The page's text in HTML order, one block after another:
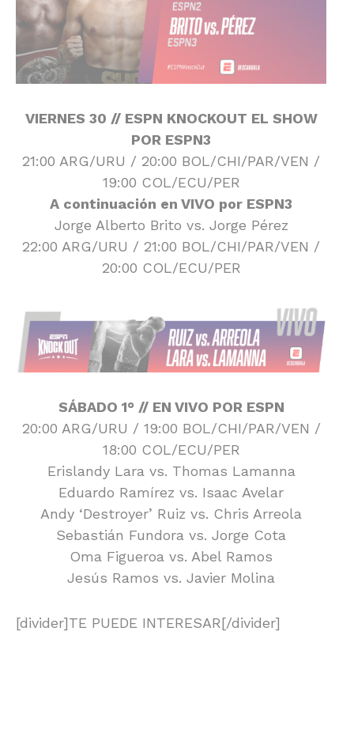
VIERNES 30 // ESPN KNOCKOUT EL SHOW
POR ESPN3
21:00 ARG/URU / 20:00 BOL/CHI/PAR/VEN /
19:00 COL/ECU/PER
A continuación en VIVO por ESPN3
Jorge Alberto Brito vs. Jorge Pérez
22:00 ARG/URU / 21:00 BOL/CHI/PAR/VEN /
20:00 COL/ECU/PER
SÁBADO 1° // EN VIVO POR ESPN
20:00 ARG/URU / 19:00 BOL/CHI/PAR/VEN /
18:00 COL/ECU/PER
Erislandy Lara vs. Thomas Lamanna
Eduardo Ramírez vs. Isaac Avelar
Andy ‘Destroyer’ Ruiz vs. Chris Arreola
Sebastián Fundora vs. Jorge Cota
Oma Figueroa vs. Abel Ramos
Jesús Ramos vs. Javier Molina
[divider]TE PUEDE INTERESAR[/divider]